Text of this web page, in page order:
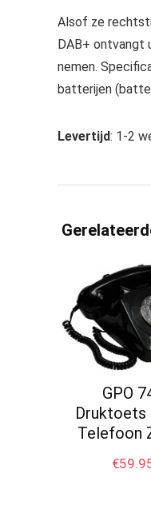
Alsof ze
DAB+ ontvangt
nemen.
batterijen
Levertijd: 1-2
GPO
Druktoets
Telefoon
€